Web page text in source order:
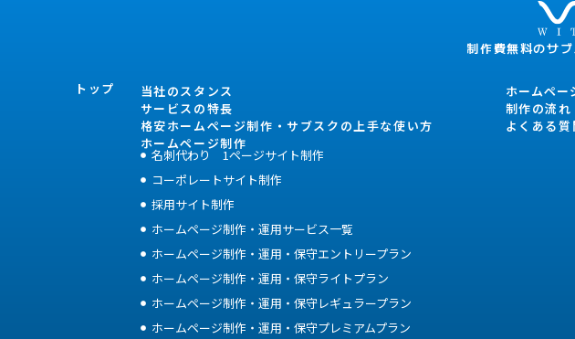
制作費無料のサ
トップ
当社のスタンス
サービスの特長
格安ホームぺージ制作・サブスクの上手な使い方
ホームページ制作
名刺代わり 1ページサイト制作
コーポレートサイト制作
採用サイト制作
ホームページ制作・運用サービス一覧
ホームページ制作・運用・保守エントリープラン
ホームページ制作・運用・保守ライトプラン
ホームページ制作・運用・保守レギュラープラン
ホームページ制作・運用・保守プレミアムプラン
ホームペー
制作の流れ
よくある質